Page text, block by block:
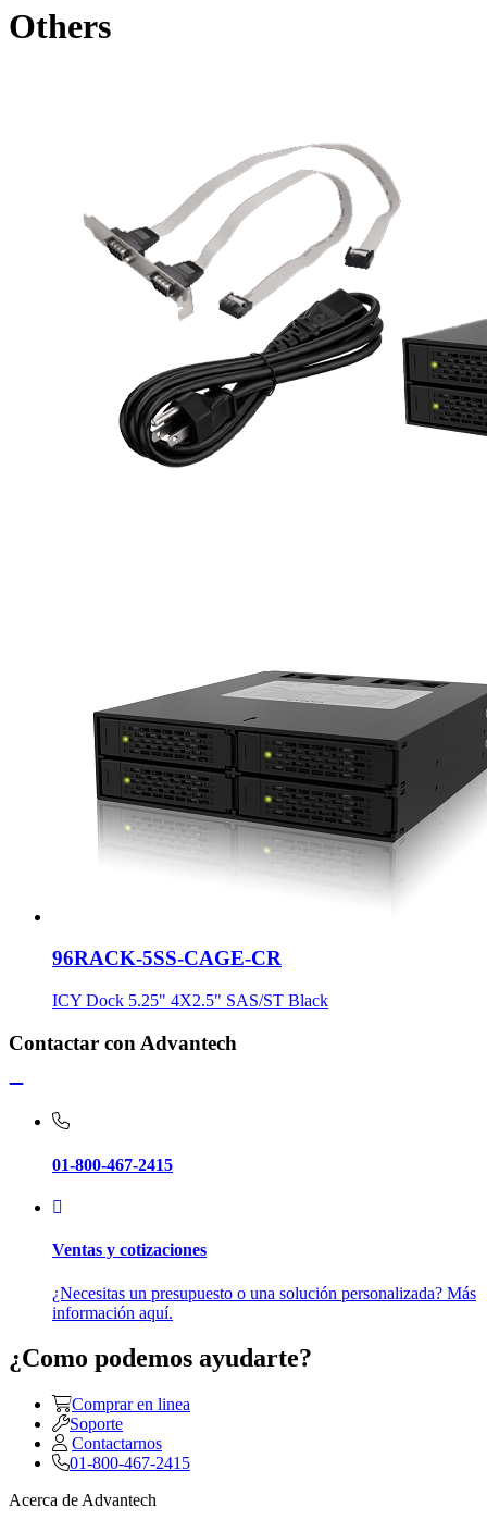
Others
96RACK-5SS-CAGE-CR
ICY Dock 5.25" 4X2.5" SAS/ST Black
Contactar con Advantech
01-800-467-2415
Ventas y cotizaciones
¿Necesitas un presupuesto o una solución personalizada? Más
información aquí.
¿Como podemos ayudarte?
Comprar en linea
Soporte
Contactarnos
01-800-467-2415
Acerca de Advantech